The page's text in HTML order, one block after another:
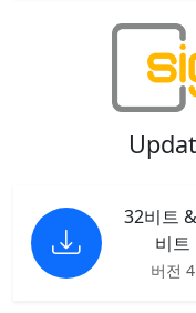
32비트
비트
버전 4